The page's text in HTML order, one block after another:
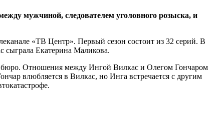
мужчиной, следователем уголовного розыска, и
«ТВ Центр». Первый сезон состоит из 32 серий. В
сыграла Екатерина Маликова.
бюро. Отношения между Ингой Вилкас и Олегом Гончаром
влюбляется в Вилкас, но Инга встречается с другим